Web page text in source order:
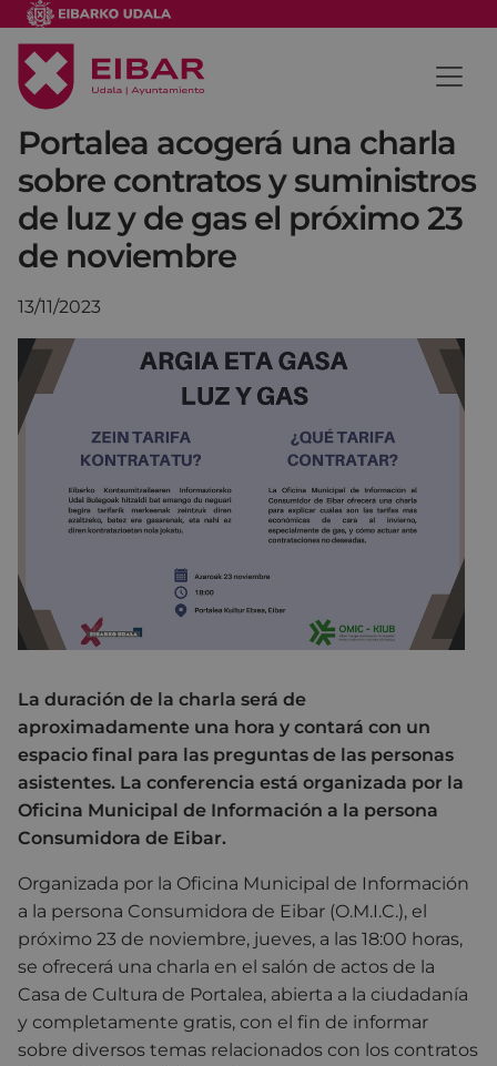
Portalea acogerá una charla
sobre contratos y suministros
de luz y de gas el próximo 23
de noviembre
13/11/2023
La duración de la charla será de
aproximadamente una hora y contará con un
espacio final para las preguntas de las personas
asistentes. La conferencia está organizada por la
Oficina Municipal de Información a la persona
Consumidora de Eibar.
Organizada por la Oficina Municipal de Información
a la persona Consumidora de Eibar (O.M.I.C.), el
próximo 23 de noviembre, jueves, a las 18:00 horas,
se ofrecerá una charla en el salón de actos de la
Casa de Cultura de Portalea, abierta a la ciudadanía
y completamente gratis, con el fin de informar
sobre diversos temas relacionados con los contratos